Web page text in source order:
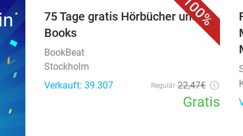
100%
75 Tage gratis Hörbücher und E-
Books
BookBeat
Stockholm
Verkauft: 39.307
Regulär 22,47€
Gratis